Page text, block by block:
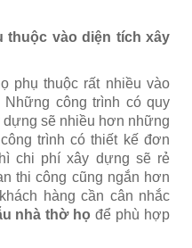
thuộc vào diện tích xây
phụ thuộc rất nhiều vào
công trình có quy
sẽ nhiều hơn những
trình có thiết kế đơn
chi phí xây dựng sẽ rẻ
thi công cũng ngắn hơn
hàng cần cân nhắc
nhà thờ họ để phù hợp